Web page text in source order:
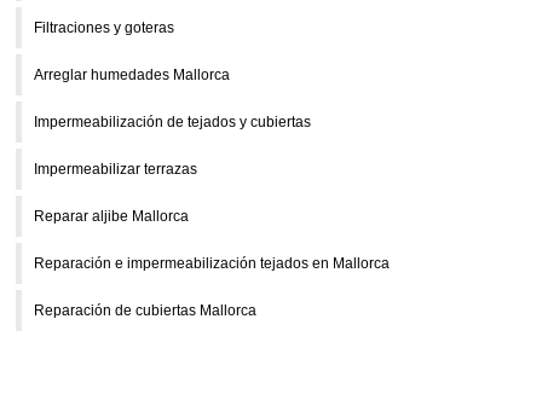
Filtraciones y goteras
Arreglar humedades Mallorca
Impermeabilización de tejados y cubiertas
Impermeabilizar terrazas
Reparar aljibe Mallorca
Reparación e impermeabilización tejados en Mallorca
Reparación de cubiertas Mallorca